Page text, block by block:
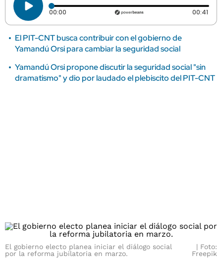
00:00 Tiempo transcurrido: 0 segundos 00:41
El PIT-CNT busca contribuir con el gobierno de
Yamandú Orsi para cambiar la seguridad social
Yamandú Orsi propone discutir la seguridad social "sin
dramatismo" y dio por laudado el plebiscito del PIT-CNT
El gobierno electo planea iniciar el diálogo social
por la reforma jubilatoria en marzo.
Foto:
Freepik